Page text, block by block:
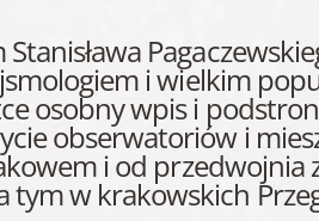
i wielkim
osobny wpis i
obserwatoriów i
i od przedwojnia
w krakowskich